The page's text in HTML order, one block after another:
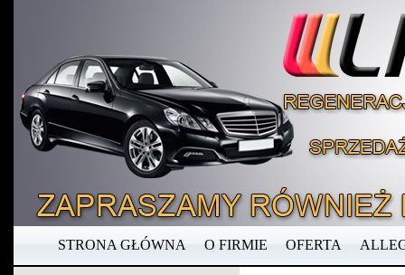
STRONA GŁÓWNA O FIRMIE OFERTA